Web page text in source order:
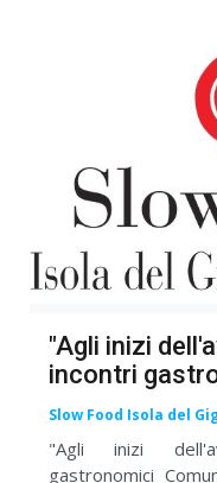
"Agli inizi
incontri
Slow Food Isola del
"Agli inizi
gastronomici